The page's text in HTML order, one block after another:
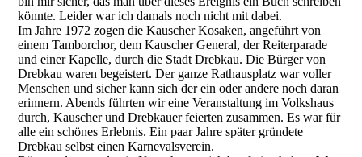
könnte. Leider war ich damals noch nicht mit dabei.
Im Jahre 1972 zogen die Kauscher Kosaken, angeführt von
einem Tamborchor, dem Kauscher General, der Reiterparade
und einer Kapelle, durch die Stadt Drebkau. Die Bürger von
Drebkau waren begeistert. Der ganze Rathausplatz war voller
Menschen und sicher kann sich der ein oder andere noch daran
erinnern. Abends führten wir eine Veranstaltung im Volkshaus
durch, Kauscher und Drebkauer feierten zusammen. Es war für
alle ein schönes Erlebnis. Ein paar Jahre später gründete
Drebkau selbst einen Karnevalsverein.